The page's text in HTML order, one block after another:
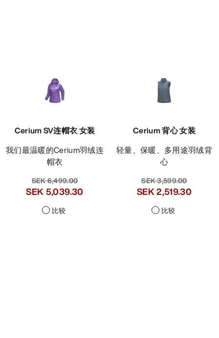
Cerium SV连帽衣 女装
我们最温暖的Cerium羽绒连
帽衣
SEK 6,499.00
SEK 5,039.30
比较
Cerium 背心 女装
轻量、保暖、多用途羽绒背
心
SEK 3,599.00
SEK 2,519.30
比较